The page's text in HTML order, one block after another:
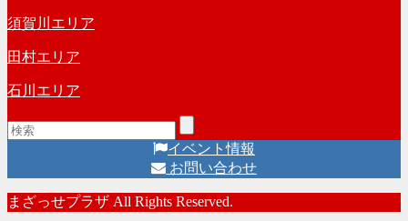
須賀川エリア
田村エリア
石川エリア
イベント情報
お問い合わせ
まざっせプラザ All Rights Reserved.